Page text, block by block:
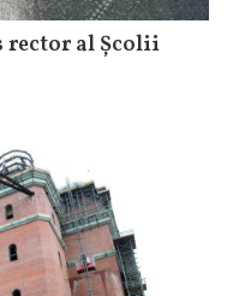
rector al Școlii